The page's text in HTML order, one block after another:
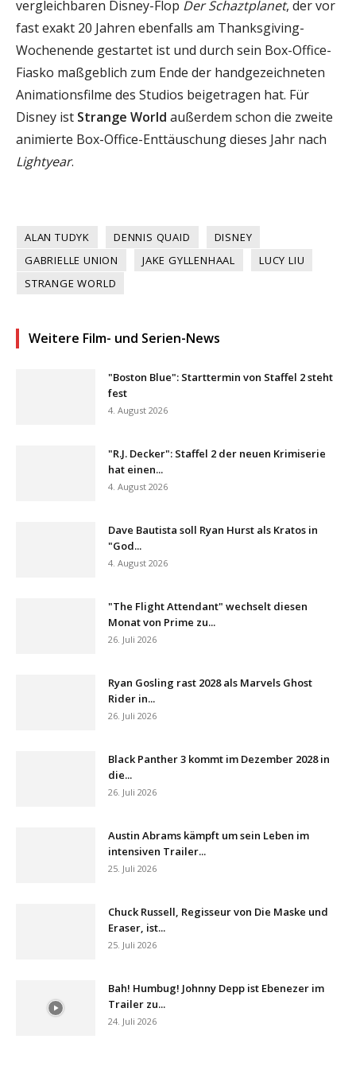
vergleichbaren Disney-Flop Der Schaztplanet, der vor
fast exakt 20 Jahren ebenfalls am Thanksgiving-
Wochenende gestartet ist und durch sein Box-Office-
Fiasko maßgeblich zum Ende der handgezeichneten
Animationsfilme des Studios beigetragen hat. Für
Disney ist Strange World außerdem schon die zweite
animierte Box-Office-Enttäuschung dieses Jahr nach
Lightyear.
ALAN TUDYK DENNIS QUAID
DISNEY
GABRIELLE UNION
JAKE GYLLENHAAL
LUCY LIU
STRANGE WORLD
Weitere Film- und Serien-News
"Boston Blue": Starttermin von Staffel 2 steht
fest
4. August 2026
"R.J. Decker": Staffel 2 der neuen Krimiserie
hat einen...
4. August 2026
Dave Bautista soll Ryan Hurst als Kratos in
"God...
4. August 2026
"The Flight Attendant" wechselt diesen
Monat von Prime zu...
26. Juli 2026
Ryan Gosling rast 2028 als Marvels Ghost
Rider in...
26. Juli 2026
Black Panther 3 kommt im Dezember 2028 in
die...
26. Juli 2026
Austin Abrams kämpft um sein Leben im
intensiven Trailer...
25. Juli 2026
Chuck Russell, Regisseur von Die Maske und
Eraser, ist...
25. Juli 2026
Bah! Humbug! Johnny Depp ist Ebenezer im
Trailer zu...
24. Juli 2026